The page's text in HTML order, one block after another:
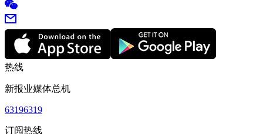
热线
新报业媒体总机
63196319
订阅热线